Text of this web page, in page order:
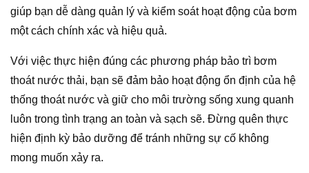
giúp bạn dễ dàng quản lý và kiểm soát hoạt động của bơm
một cách chính xác và hiệu quả.
Với việc thực hiện đúng các phương pháp bảo trì bơm
thoát nước thải, bạn sẽ đảm bảo hoạt động ổn định của hệ
thống thoát nước và giữ cho môi trường sống xung quanh
luôn trong tình trạng an toàn và sạch sẽ. Đừng quên thực
hiện định kỳ bảo dưỡng để tránh những sự cố không
mong muốn xảy ra.